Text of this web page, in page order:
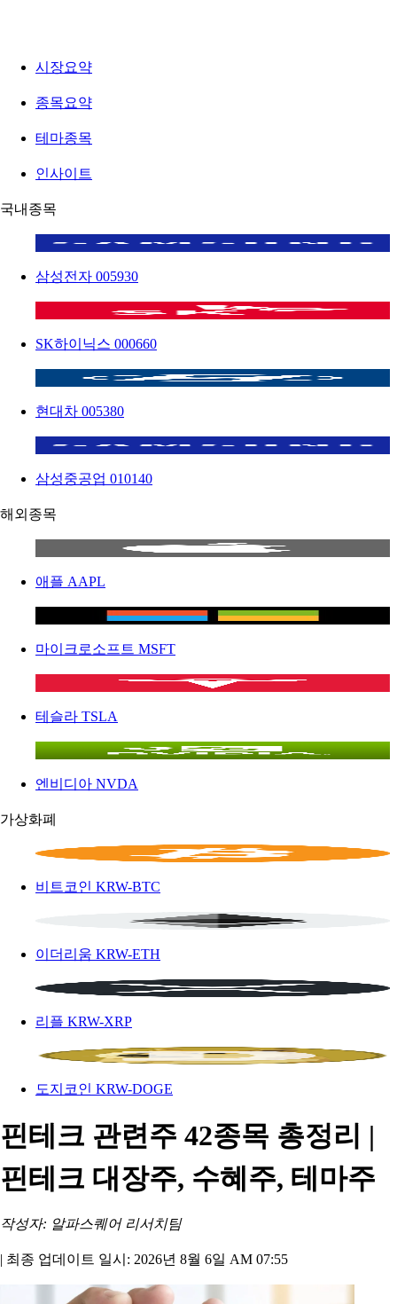
시장요약
종목요약
테마종목
인사이트
국내종목
삼성전자 005930
SK하이닉스 000660
현대차 005380
삼성중공업 010140
해외종목
애플 AAPL
마이크로소프트 MSFT
테슬라 TSLA
엔비디아 NVDA
가상화폐
비트코인 KRW-BTC
이더리움 KRW-ETH
리플 KRW-XRP
도지코인 KRW-DOGE
핀테크 관련주 42종목 총정리 |
핀테크 대장주, 수혜주, 테마주
작성자: 알파스퀘어 리서치팀
| 최종 업데이트 일시: 2026년 8월 6일 AM 07:55